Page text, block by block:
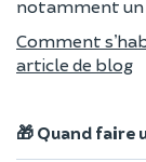
notamment un
Comment
article de blog
🎁 Quand faire